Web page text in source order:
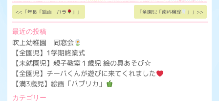
<<「年長「絵画 バラ 」」 「全園児「歯科検診 」」>>
最近の投稿
吹上幼稚園 同窓会
【全園児】1学期終業式
【未就園児】親子教室１歳児 絵の具あそび☆
【全園児】チーバくんが遊びに来てくれました
【満3歳児】絵画「パプリカ」
カテゴリー